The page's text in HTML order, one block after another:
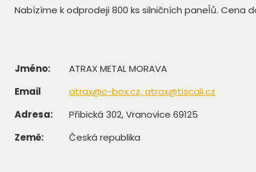
Nabízíme k odprodeji 800 ks silničních paneĺů. Cena
Jméno:
ATRAX METAL MORAVA
Email
atrax@c-box.cz, atrax@tiscali.cz
Adresa:
Přibická 302, Vranovice 69125
Země:
Česká republika